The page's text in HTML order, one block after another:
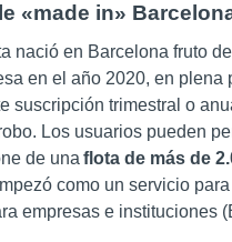
«made in»
nació en Barcelona fruto
en el año 2020, en
suscripción trimestral o
Los usuarios pueden
de una flota de más de
como un servicio
empresas e instituciones